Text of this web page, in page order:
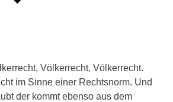
Völkerrecht, Völkerrecht.
im Sinne einer Rechtsnorm. Und
der kommt ebenso aus dem